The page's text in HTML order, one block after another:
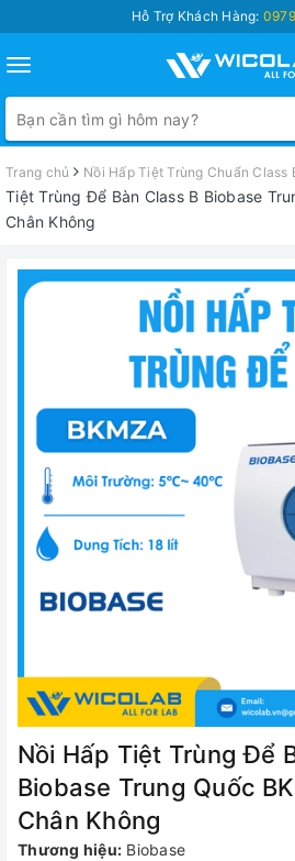
Hỗ Trợ Khách Hàng:
Toggle
navigation
Trang chủ Nồi Hấp Tiệt Trùng Chuẩn Class
Tiệt Trùng Để Bàn Class B Biobase
Chân Không
Nồi Hấp Tiệt Trùng Để
Biobase Trung Quốc
Chân Không
Thương hiệu: Biobase